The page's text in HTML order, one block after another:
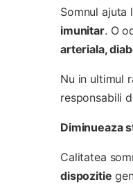
Somnul ajuta
imunitar. O
arteriala,
Nu in ultimul
responsabili
Diminueaza
Calitatea
dispozitie